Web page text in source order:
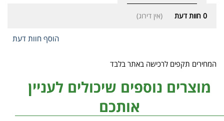
0 חוות דעת (אין דירוג)
הוסף חוות דעת
המחירים תקפים לרכישה באתר בלבד
מוצרים נוספים שיכולים לעניין
אותכם